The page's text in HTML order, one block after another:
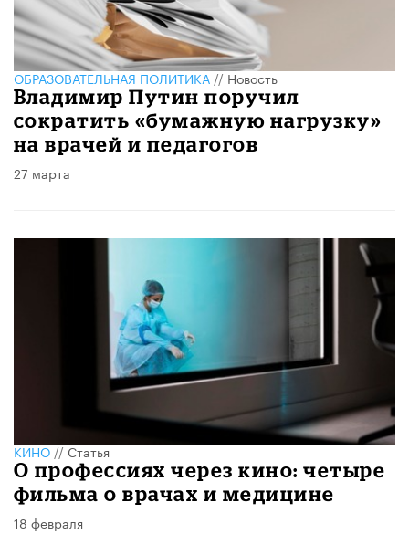
ОБРАЗОВАТЕЛЬНАЯ ПОЛИТИКА//Новость
Владимир Путин поручил
сократить «бумажную нагрузку»
на врачей и педагогов
27 марта
КИНО//Статья
О профессиях через кино: четыре
фильма о врачах и медицине
18 февраля